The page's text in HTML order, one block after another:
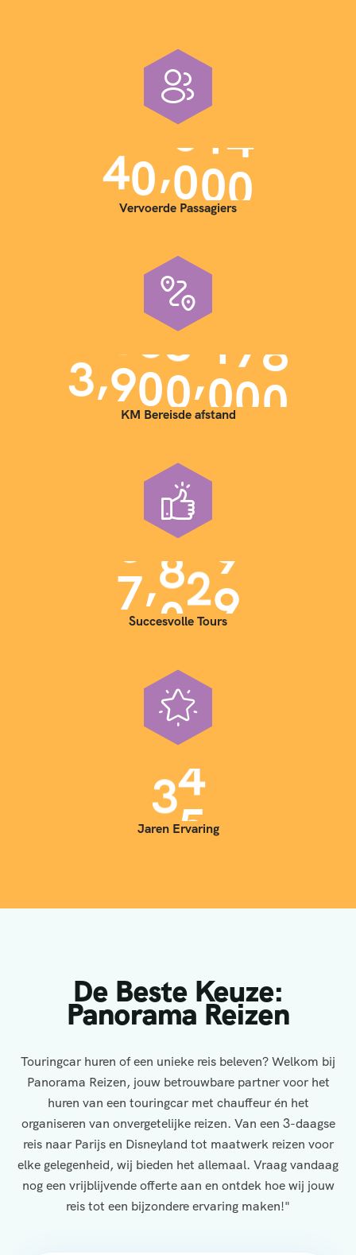
40,000
Vervoerde Passagiers
3,900,000
KM Bereisde afstand
7,000
Succesvolle Tours
35
Jaren Ervaring
De Beste Keuze:
Panorama Reizen
Touringcar huren of een unieke reis beleven? Welkom bij
Panorama Reizen, jouw betrouwbare partner voor het
huren van een touringcar met chauffeur én het
organiseren van onvergetelijke reizen. Van een 3-daagse
reis naar Parijs en Disneyland tot maatwerk reizen voor
elke gelegenheid, wij bieden het allemaal. Vraag vandaag
nog een vrijblijvende offerte aan en ontdek hoe wij jouw
reis tot een bijzondere ervaring maken!"